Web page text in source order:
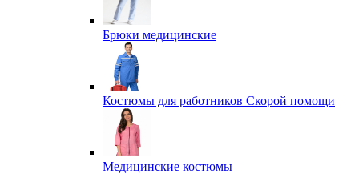
Брюки медицинские
Костюмы для работников Скорой помощи
Медицинские костюмы